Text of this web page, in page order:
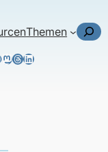
Themen Suchen
Mastodon
Threads
LinkedIn